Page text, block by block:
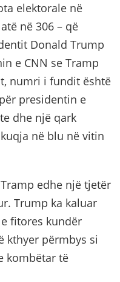
elektorale në
në 306 – që
Donald Trump
e CNN se Tramp
numri i fundit është
presidentin e
dhe një qark
në blu në vitin
edhe një tjetër
Trump ka kaluar
fitores kundër
kthyer përmbys si
kombëtar të